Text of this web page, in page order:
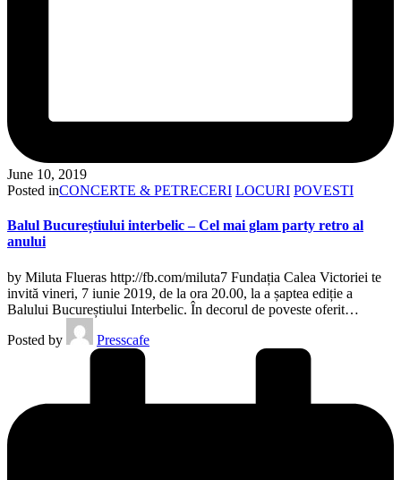
June 10, 2019
Posted inCONCERTE & PETRECERI LOCURI POVESTI
Balul Bucureștiului interbelic – Cel mai glam party retro al
anului
by Miluta Flueras http://fb.com/miluta7 Fundația Calea Victoriei te
invită vineri, 7 iunie 2019, de la ora 20.00, la a șaptea ediție a
Balului Bucureștiului Interbelic. În decorul de poveste oferit…
Posted by
Presscafe